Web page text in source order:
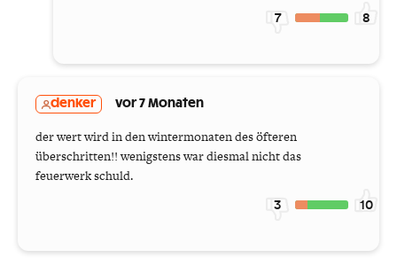
7 8
denker vor 7 Monaten
der wert wird in den wintermonaten des öfteren
überschritten!! wenigstens war diesmal nicht das
feuerwerk schuld.
3 10